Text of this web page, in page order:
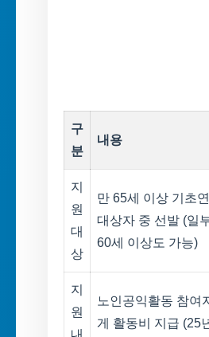
구
분
내용
지
원
대
상
만 65세 이상 기초
대상자 중 선발 (일
60세 이상도 가능)
지
원
내
노인공익활동 참여
게 활동비 지급 (25